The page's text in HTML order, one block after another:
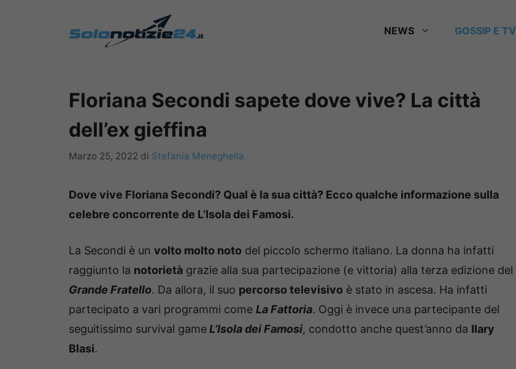
NEWS GOSSIP E TV
Floriana Secondi sapete dove vive? La città
dell’ex gieffina
Marzo 25, 2022 di Stefania Meneghella
Dove vive Floriana Secondi? Qual è la sua città? Ecco qualche informazione sulla
celebre concorrente de L’Isola dei Famosi.
La Secondi è un volto molto noto del piccolo schermo italiano. La donna ha infatti
raggiunto la notorietà grazie alla sua partecipazione (e vittoria) alla terza edizione del
Grande Fratello. Da allora, il suo percorso televisivo è stato in ascesa. Ha infatti
partecipato a vari programmi come La Fattoria. Oggi è invece una partecipante del
seguitissimo survival gameL’Isola dei Famosi, condotto anche quest’anno da Ilary
Blasi.